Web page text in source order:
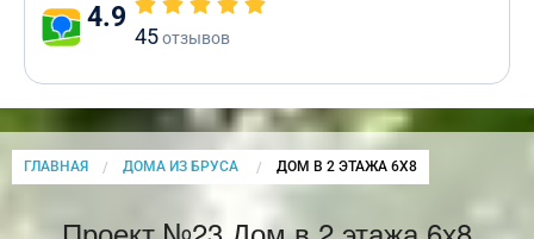
4.9
45отзывов
ГЛАВНАЯ ДОМА ИЗ БРУСА CURRENT:
ДОМ В 2 ЭТАЖА 6Х8